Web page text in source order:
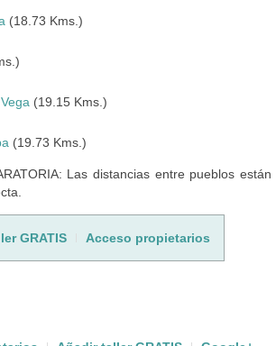
(18.73 Kms.)
(19.15 Kms.)
(19.73 Kms.)
Las distancias entre pueblos están
GRATIS Acceso propietarios